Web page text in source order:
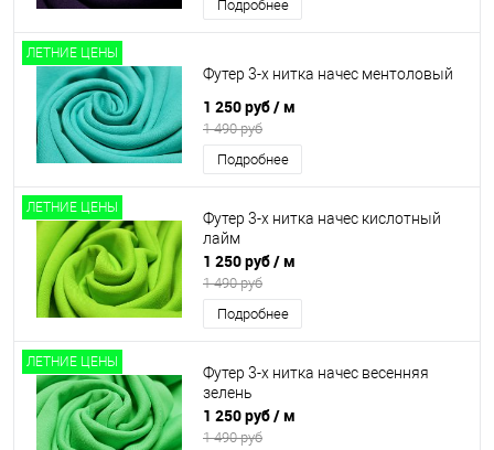
Подробнее
ЛЕТНИЕ ЦЕНЫ
Футер 3-х нитка начес ментоловый
1 250 руб/ м
1 490 руб
Подробнее
ЛЕТНИЕ ЦЕНЫ
Футер 3-х нитка начес кислотный
лайм
1 250 руб/ м
1 490 руб
Подробнее
ЛЕТНИЕ ЦЕНЫ
Футер 3-х нитка начес весенняя
зелень
1 250 руб/ м
1 490 руб